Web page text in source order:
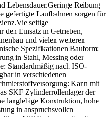
Lebensdauer.Geringe Reibung
gefertigte Laufbahnen sorgen für
den Einsatz in Getrieben,
und vielen weiteren
Spezifikationen:Bauform:
in Stahl, Messing oder
Standardmäßig nach ISO-
in verschiedenen
Kann mit
SKF Zylinderrollenlager der
langlebige Konstruktion, hohe
in anspruchsvollen